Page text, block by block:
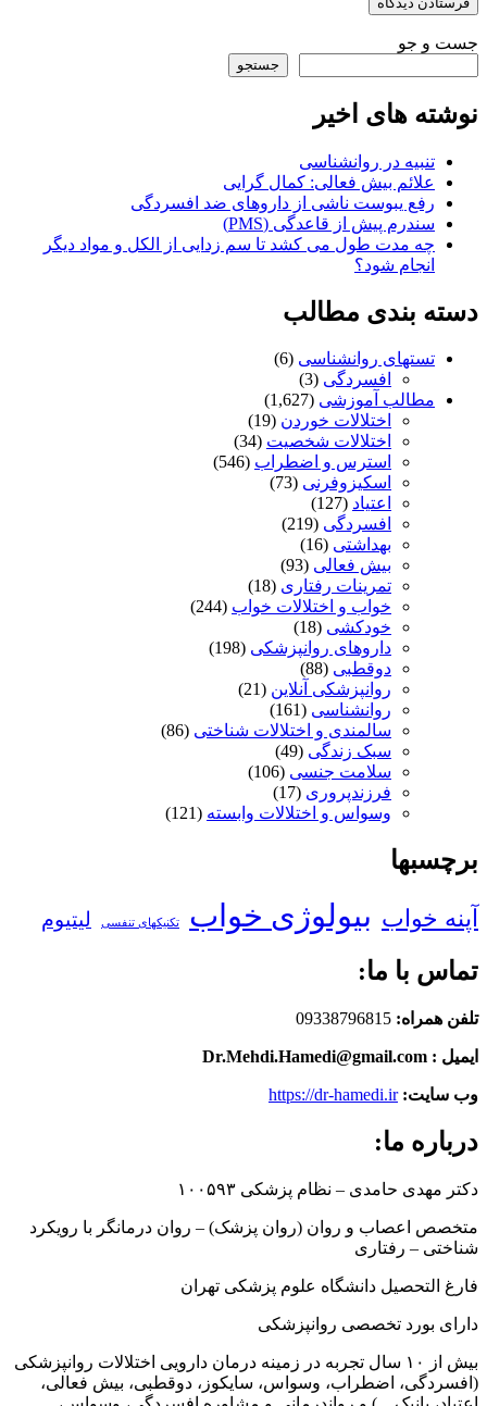
جست و جو
جستجو
نوشته های اخیر
تنبیه در روانشناسی
علائم بیش فعالی: کمال گرایی
رفع یبوست ناشی از داروهای ضد افسردگی
سندرم پیش از قاعدگی (PMS)
چه مدت طول می کشد تا سم زدایی از الکل و مواد دیگر
انجام شود؟
دسته بندی مطالب
تستهای روانشناسی (6)
افسردگی (3)
مطالب آموزشی (1,627)
اختلالات خوردن (19)
اختلالات شخصیت (34)
استرس و اضطراب (546)
اسکیزوفرنی (73)
اعتیاد (127)
افسردگی (219)
بهداشتی (16)
بیش فعالی (93)
تمرینات رفتاری (18)
خواب و اختلالات خواب (244)
خودکشی (18)
داروهای روانپزشکی (198)
دوقطبی (88)
روانپزشکی آنلاین (21)
روانشناسی (161)
سالمندی و اختلالات شناختی (86)
سبک زندگی (49)
سلامت جنسی (106)
فرزندپروری (17)
وسواس و اختلالات وابسته (121)
برچسبها
آپنه خواب بیولوژی خواب تکنیکهای تنفسی لیتیوم
تماس با ما:
تلفن همراه: 09338796815
ایمیل : Dr.Mehdi.Hamedi@gmail.com
وب سایت: https://dr-hamedi.ir
درباره ما:
دکتر مهدی حامدی – نظام پزشکی ۱۰۰۵۹۳
متخصص اعصاب و روان (روان پزشک) – روان درمانگر با رویکرد
شناختی – رفتاری
فارغ التحصیل دانشگاه علوم پزشکی تهران
دارای بورد تخصصی روانپزشکی
بیش از ۱۰ سال تجربه در زمینه درمان دارویی اختلالات روانپزشکی
(افسردگی، اضطراب، وسواس، سایکوز، دوقطبی، بیش فعالی،